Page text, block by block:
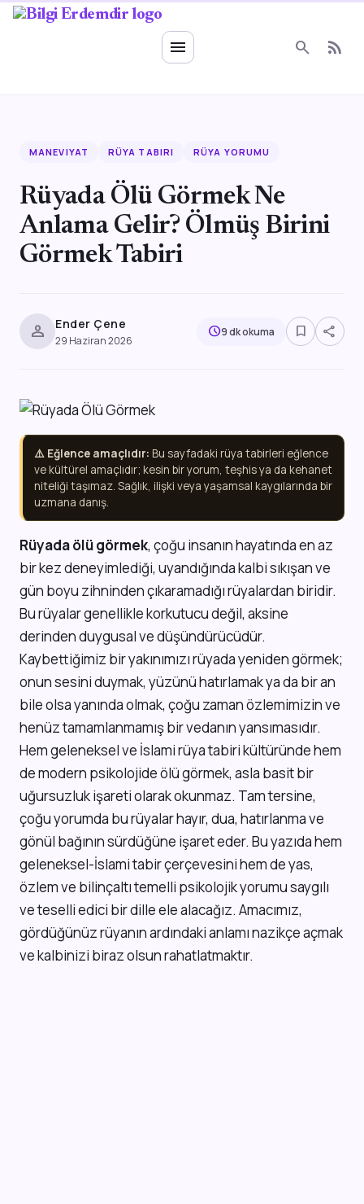
menu
Ruhsal Enerji
search rss_feed
MANEVIYAT RÜYA TABIRI RÜYA YORUMU
Rüyada Ölü Görmek Ne
Anlama Gelir? Ölmüş Birini
Görmek Tabiri
person Ender Çene
29 Haziran 2026
schedule9 dk okuma bookmark_border share
⚠️ Eğlence amaçlıdır: Bu sayfadaki rüya tabirleri eğlence
ve kültürel amaçlıdır; kesin bir yorum, teşhis ya da kehanet
niteliği taşımaz. Sağlık, ilişki veya yaşamsal kaygılarında bir
uzmana danış.
Rüyada ölü görmek, çoğu insanın hayatında en az
bir kez deneyimlediği, uyandığında kalbi sıkışan ve
gün boyu zihninden çıkaramadığı rüyalardan biridir.
Bu rüyalar genellikle korkutucu değil, aksine
derinden duygusal ve düşündürücüdür.
Kaybettiğimiz bir yakınımızı rüyada yeniden görmek;
onun sesini duymak, yüzünü hatırlamak ya da bir an
bile olsa yanında olmak, çoğu zaman özlemimizin ve
henüz tamamlanmamış bir vedanın yansımasıdır.
Hem geleneksel ve İslami rüya tabiri kültüründe hem
de modern psikolojide ölü görmek, asla basit bir
uğursuzluk işareti olarak okunmaz. Tam tersine,
çoğu yorumda bu rüyalar hayır, dua, hatırlanma ve
gönül bağının sürdüğüne işaret eder. Bu yazıda hem
geleneksel-İslami tabir çerçevesini hem de yas,
özlem ve bilinçaltı temelli psikolojik yorumu saygılı
ve teselli edici bir dille ele alacağız. Amacımız,
gördüğünüz rüyanın ardındaki anlamı nazikçe açmak
ve kalbinizi biraz olsun rahatlatmaktır.